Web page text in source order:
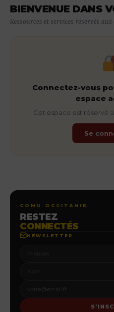
BIENVENUE DANS
Ressources et services réservés
Connectez-vous
espace
Cet espace est réservé
Se
COMU OCCITANIE
RESTEZ
CONNECTÉS
NEWSLETTER